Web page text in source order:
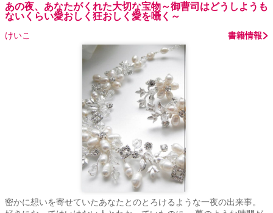
あの夜、あなたがくれた大切な宝物～御曹司はどうしようも
ないくらい愛おしく狂おしく愛を囁く～
けいこ 書籍情報
密かに想いを寄せていたあなたとのとろけるような一夜の出来事。